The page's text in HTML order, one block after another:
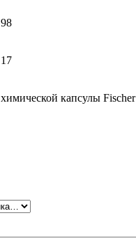
98
17
химической капсулы Fischer